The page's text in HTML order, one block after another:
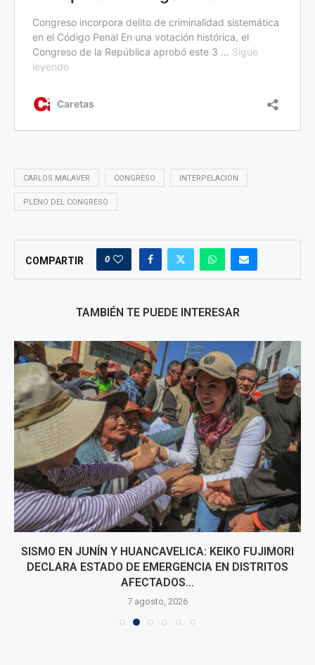
CARLOS MALAVER CONGRESO INTERPELACION
PLENO DEL CONGRESO
COMPARTIR 0
TAMBIÉN TE PUEDE INTERESAR
SISMO EN JUNÍN Y HUANCAVELICA: KEIKO FUJIMORI
DECLARA ESTADO DE EMERGENCIA EN DISTRITOS
AFECTADOS...
7 agosto, 2026